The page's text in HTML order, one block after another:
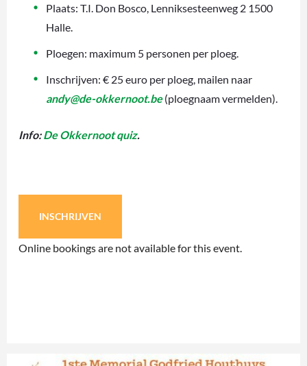
Plaats: T.I. Don Bosco, Lenniksesteenweg 2 1500
Halle.
Ploegen: maximum 5 personen per ploeg.
Inschrijven: € 25 euro per ploeg, mailen naar
andy@de-okkernoot.be(ploegnaam vermelden).
Info:De Okkernoot quiz.
INSCHRIJVEN
Online bookings are not available for this event.